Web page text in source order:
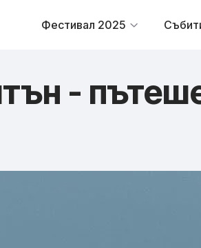
Фестивал 2025
-